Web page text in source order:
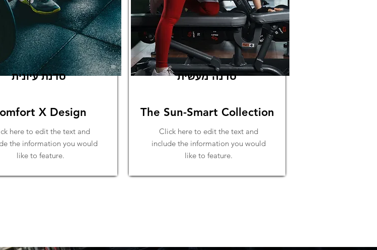
סדנה מעשית
The Sun-Smart Collection
Click here to edit the text and
include the information you would
like to feature.
סדנת עיונית
X Design
here to edit the text and
the information you would
like to feature.